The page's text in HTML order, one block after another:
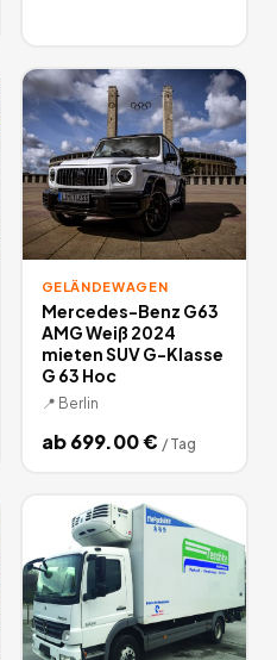
GELÄNDEWAGEN
Mercedes-Benz G63
AMG Weiß 2024
mieten SUV G-Klasse
G 63 Hoc
📍 Berlin
ab699.00€ / Tag